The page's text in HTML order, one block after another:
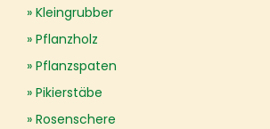
Kleingrubber
Pflanzholz
Pflanzspaten
Pikierstäbe
Rosenschere